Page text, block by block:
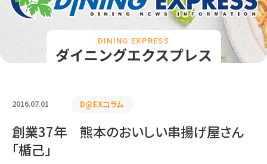
ダイニングエクスプレス
DINING EXPRESS
2016.07.01 D@EXコラム
創業37年 熊本のおいしい串揚げ屋さん
「楯己」